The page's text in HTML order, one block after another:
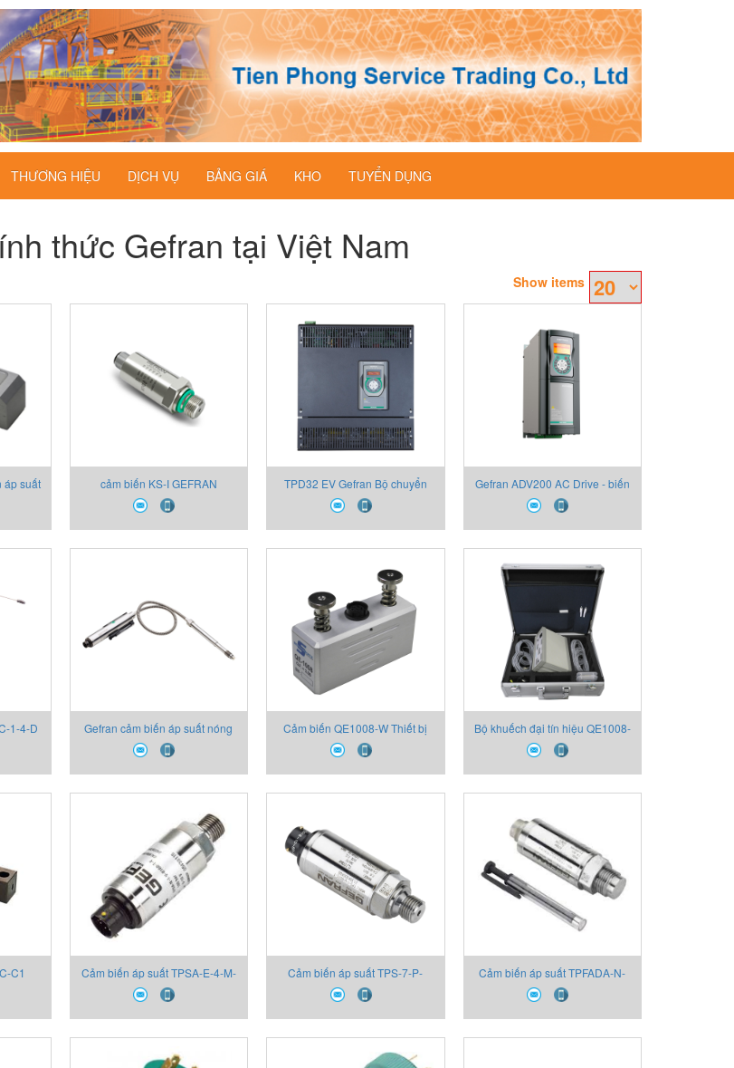
THƯƠNG HIỆU DỊCH VỤ BẢNG GIÁ KHO TUYỂN DỤNG
thức Gefran tại Việt Nam
Show items
áp suất
cảm biến KS-I GEFRAN
TPD32 EV Gefran Bộ chuyển
đổi kỹ thuật số Gefran
Gefran ADV200 AC Drive - biến
tần hãng Gefran
1-4-D
suất
Gefran cảm biến áp suất nóng
chảy - Melt sensor Gefran
Cảm biến QE1008-W Thiết bị
Gefran
Bộ khuếch đại tín hiệu QE1008-
DU-4D Thiết bị Gefran
C1
Cảm biến áp suất TPSA-E-4-M-
B01C-T-V 2130X000X00 Thiết
bị Gefran
Cảm biến áp suất TPS-7-P-
B01M-T 2130X000X00 Thiết bị
Gefran
Cảm biến áp suất TPFADA-N-
M-Z-B25D-H-V 2130X000X00
Thiết bị Gefran